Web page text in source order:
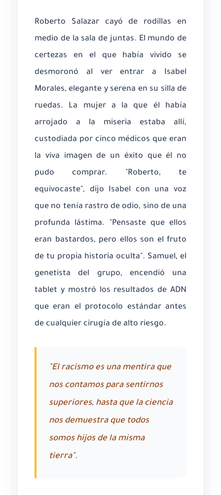
Roberto Salazar cayó de rodillas en
medio de la sala de juntas. El mundo de
certezas en el que había vivido se
desmoronó al ver entrar a Isabel
Morales, elegante y serena en su silla de
ruedas. La mujer a la que él había
arrojado a la miseria estaba allí,
custodiada por cinco médicos que eran
la viva imagen de un éxito que él no
pudo comprar. "Roberto, te
equivocaste", dijo Isabel con una voz
que no tenía rastro de odio, sino de una
profunda lástima. "Pensaste que ellos
eran bastardos, pero ellos son el fruto
de tu propia historia oculta". Samuel, el
genetista del grupo, encendió una
tablet y mostró los resultados de ADN
que eran el protocolo estándar antes
de cualquier cirugía de alto riesgo.
"El racismo es una mentira que
nos contamos para sentirnos
superiores, hasta que la ciencia
nos demuestra que todos
somos hijos de la misma
tierra".